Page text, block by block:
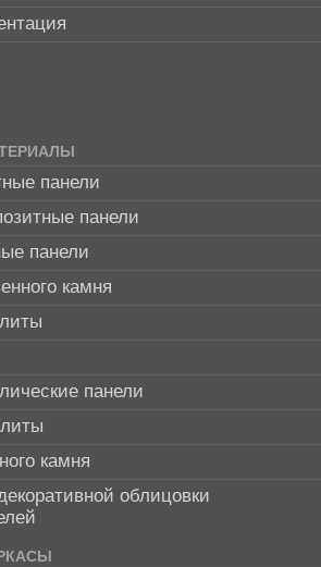
панели
панели
панели
камня
панели
камня
облицовки